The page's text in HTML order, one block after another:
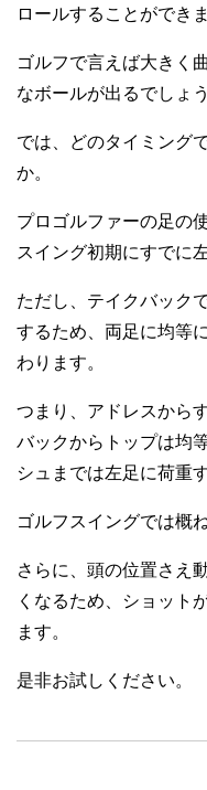
ロールすることができ
ゴルフで言えば大きく
なボールが出るでしょう
では、どのタイミング
か。
プロゴルファーの足の
スイング初期にすでに
ただし、テイクバック
するため、両足に均等
わります。
つまり、アドレスから
バックからトップは均
シュまでは左足に荷重
ゴルフスイングでは概
さらに、頭の位置さえ
くなるため、ショット
ます。
是非お試しください。